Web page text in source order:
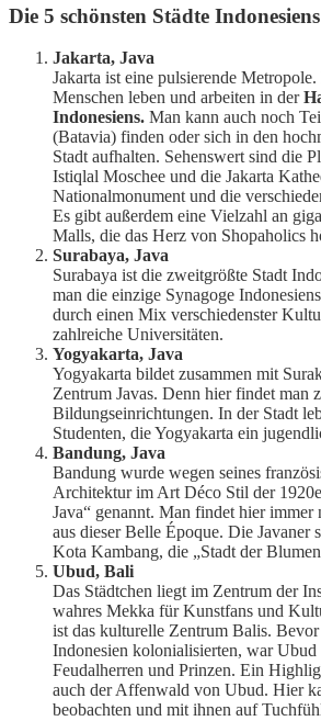
Die 5 schönsten Städte Indonesiens
Jakarta, Java
Jakarta ist eine pulsierende
Menschen leben und arbeiten in der
Indonesiens. Man kann auch noch
(Batavia) finden oder sich in den
Stadt aufhalten. Sehenswert sind die
Istiqlal Moschee und die Jakarta
Nationalmonument und die
Es gibt außerdem eine Vielzahl an
Malls, die das Herz von Shopaholics
Surabaya, Java
Surabaya ist die zweitgrößte Stadt
man die einzige Synagoge
durch einen Mix verschiedenster
zahlreiche Universitäten.
Yogyakarta, Java
Yogyakarta bildet zusammen mit
Zentrum Javas. Denn hier findet man
Bildungseinrichtungen. In der Stadt
Studenten, die Yogyakarta ein
Bandung, Java
Bandung wurde wegen seines
Architektur im Art Déco Stil der
Java“ genannt. Man findet hier immer
aus dieser Belle Époque. Die Javaner
Kota Kambang, die „Stadt der
Ubud, Bali
Das Städtchen liegt im Zentrum der
wahres Mekka für Kunstfans und
ist das kulturelle Zentrum Balis.
Indonesien kolonialisierten, war Ubud
Feudalherren und Prinzen. Ein
auch der Affenwald von Ubud. Hier
beobachten und mit ihnen auf